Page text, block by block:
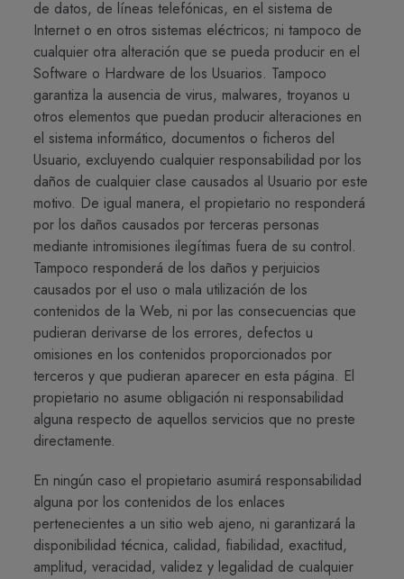
de datos, de líneas telefónicas, en el sistema de
Internet o en otros sistemas eléctricos; ni tampoco de
cualquier otra alteración que se pueda producir en el
Software o Hardware de los Usuarios. Tampoco
garantiza la ausencia de virus, malwares, troyanos u
otros elementos que puedan producir alteraciones en
el sistema informático, documentos o ficheros del
Usuario, excluyendo cualquier responsabilidad por los
daños de cualquier clase causados al Usuario por este
motivo. De igual manera, el propietario no responderá
por los daños causados por terceras personas
mediante intromisiones ilegítimas fuera de su control.
Tampoco responderá de los daños y perjuicios
causados por el uso o mala utilización de los
contenidos de la Web, ni por las consecuencias que
pudieran derivarse de los errores, defectos u
omisiones en los contenidos proporcionados por
terceros y que pudieran aparecer en esta página. El
propietario no asume obligación ni responsabilidad
alguna respecto de aquellos servicios que no preste
directamente.
En ningún caso el propietario asumirá responsabilidad
alguna por los contenidos de los enlaces
pertenecientes a un sitio web ajeno, ni garantizará la
disponibilidad técnica, calidad, fiabilidad, exactitud,
amplitud, veracidad, validez y legalidad de cualquier